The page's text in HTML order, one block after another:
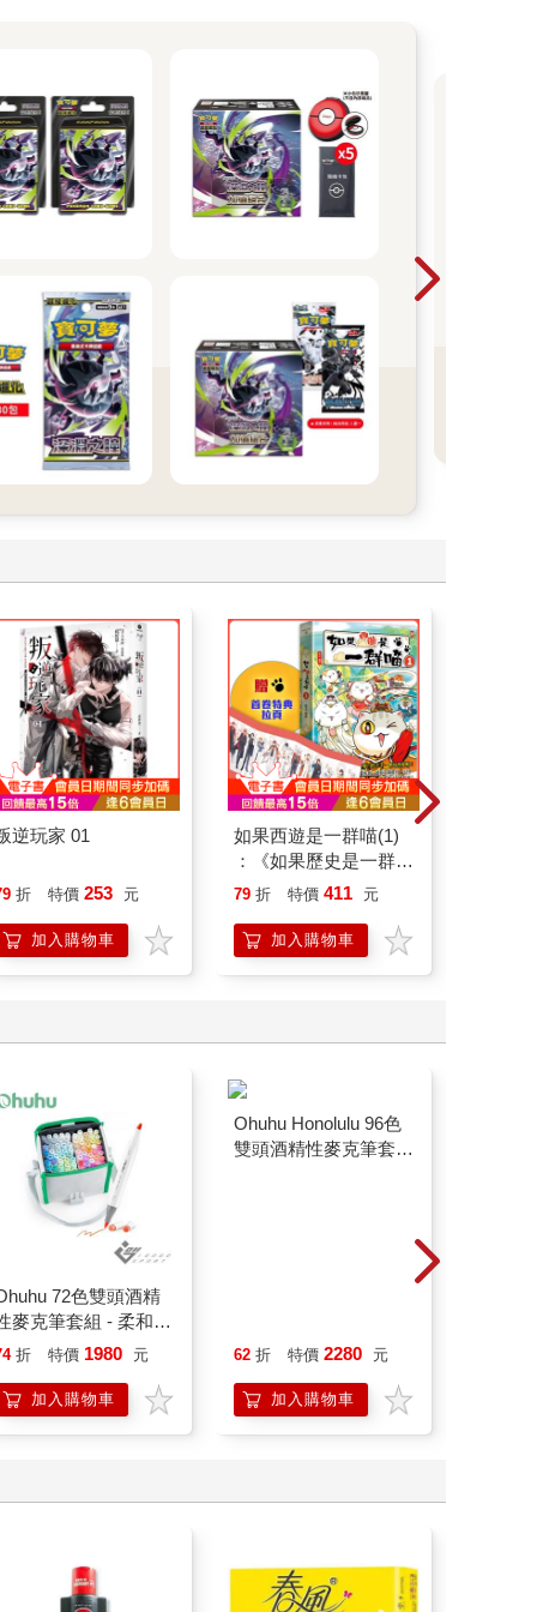
逆玩家 01
折 特價 253 元
加入購物車
如果西遊是一群喵(1)
：《如果歷史是一群
喵》作者最新力作，附
79 折 特價 411 元
加入購物車
72色雙頭酒精
麥克筆套組 - 柔和色
折 特價 1980 元
加入購物車
- 柔和色系
62 折 特價 2280 元
加入購物車